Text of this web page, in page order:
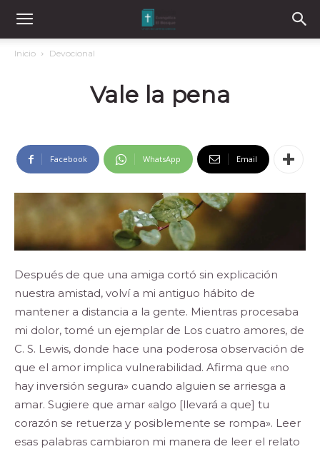
Inicio Devocional
Vale la pena
Facebook WhatsApp Email
Después de que una amiga cortó sin explicación
nuestra amistad, volví a mi antiguo hábito de
mantener a distancia a la gente. Mientras procesaba
mi dolor, tomé un ejemplar de Los cuatro amores, de
C. S. Lewis, donde hace una poderosa observación de
que el amor implica vulnerabilidad. Afirma que «no
hay inversión segura» cuando alguien se arriesga a
amar. Sugiere que amar «algo [llevará a que] tu
corazón se retuerza y posiblemente se rompa». Leer
esas palabras cambiaron mi manera de leer el relato